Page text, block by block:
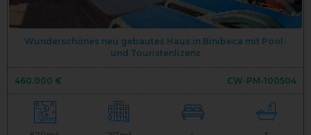
Wunderschönes neu gebautes Haus in Binibeca mit Pool-
und Touristenlizenz
460.000 € CW-PM-100504